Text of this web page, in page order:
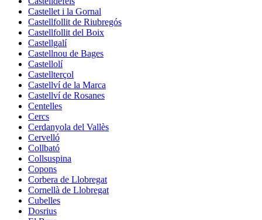
Castellet i la Gornal
Castellfollit de Riubregós
Castellfollit del Boix
Castellgalí
Castellnou de Bages
Castellolí
Castellterçol
Castellví de la Marca
Castellví de Rosanes
Centelles
Cercs
Cerdanyola del Vallès
Cervelló
Collbató
Collsuspina
Copons
Corbera de Llobregat
Cornellà de Llobregat
Cubelles
Dosrius